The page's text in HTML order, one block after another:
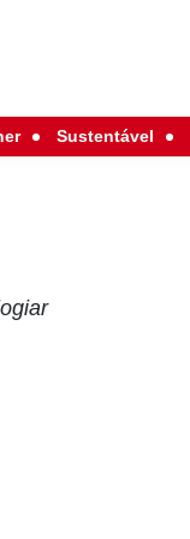
Sustentável